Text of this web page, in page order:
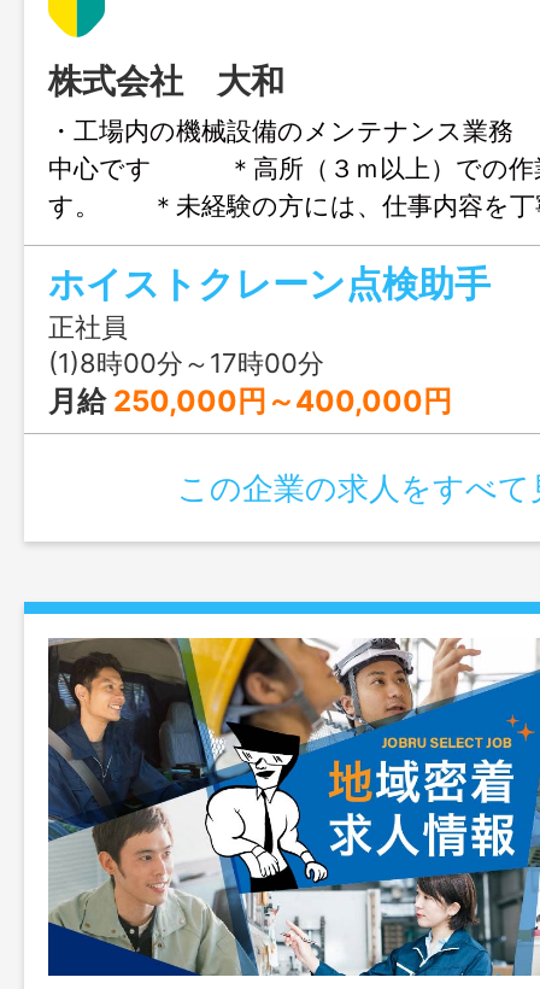
株式会社 大和
・工場内の機械設備のメンテナンス業務
中心です ＊高所（３ｍ以上）での作
す。 ＊未経験の方には、仕事内容を丁
す 【トライアル雇用併
〈建設関連求人〉 ＊
＊＊＊ 変更範囲：変更なし
ホイストクレーン点検助手
正社員
(1)8時00分～17時00分
月給 250,000円～400,000円
この企業の求人をすべて